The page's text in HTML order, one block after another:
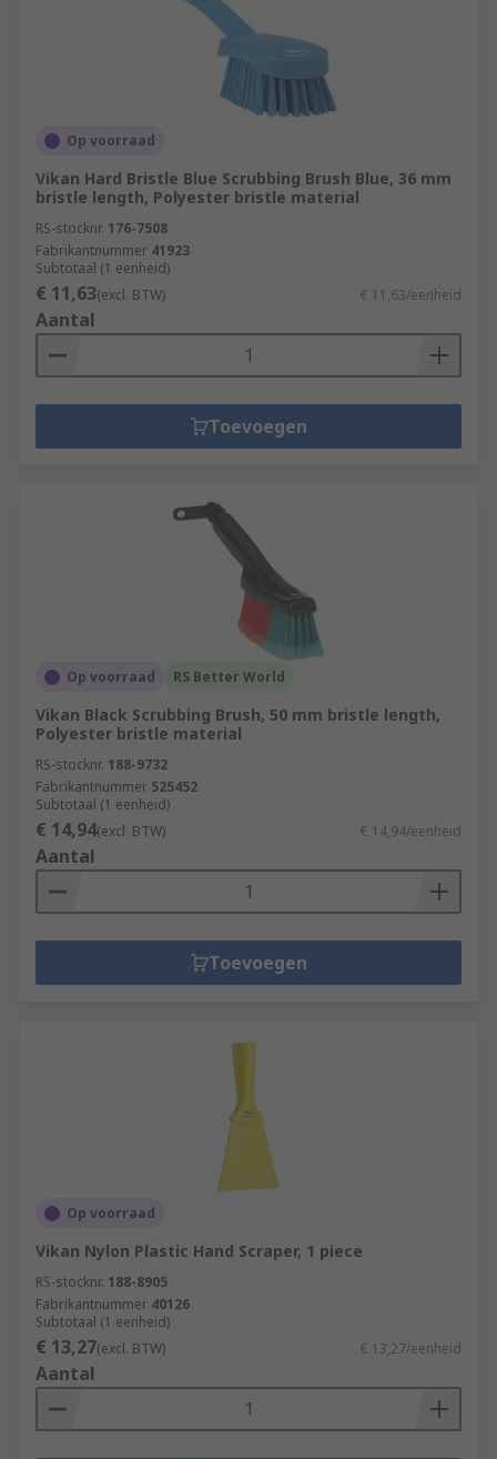
Op voorraad
Vikan Hard Bristle Blue Scrubbing Brush Blue, 36 mm
bristle length, Polyester bristle material
RS-stocknr. 176-7508
Fabrikantnummer 41923
Subtotaal (1 eenheid)
€ 11,63(excl. BTW) € 11,63/eenheid
Aantal
Toevoegen
Op voorraad RS Better World
Vikan Black Scrubbing Brush, 50 mm bristle length,
Polyester bristle material
RS-stocknr. 188-9732
Fabrikantnummer 525452
Subtotaal (1 eenheid)
€ 14,94(excl. BTW) € 14,94/eenheid
Aantal
Toevoegen
Op voorraad
Vikan Nylon Plastic Hand Scraper, 1 piece
RS-stocknr. 188-8905
Fabrikantnummer 40126
Subtotaal (1 eenheid)
€ 13,27(excl. BTW) € 13,27/eenheid
Aantal